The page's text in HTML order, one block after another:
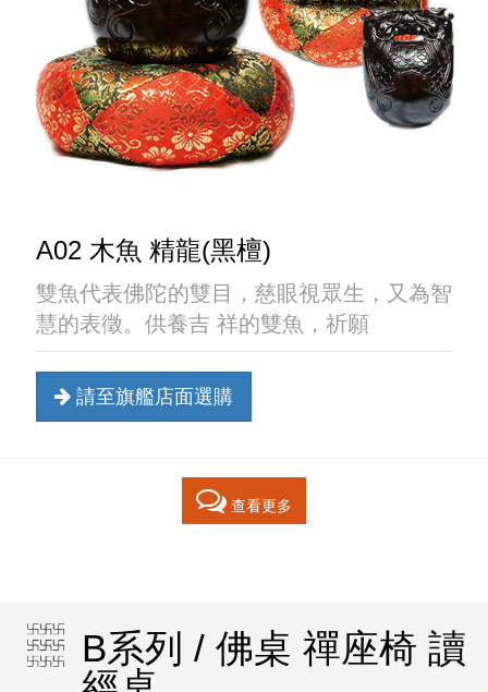
A02 木魚 精龍(黑檀)
雙魚代表佛陀的雙目，慈眼視眾生，又為智
慧的表徵。供養吉 祥的雙魚，祈願
請至旗艦店面選購
查看更多
B系列 / 佛桌 禪座椅 讀